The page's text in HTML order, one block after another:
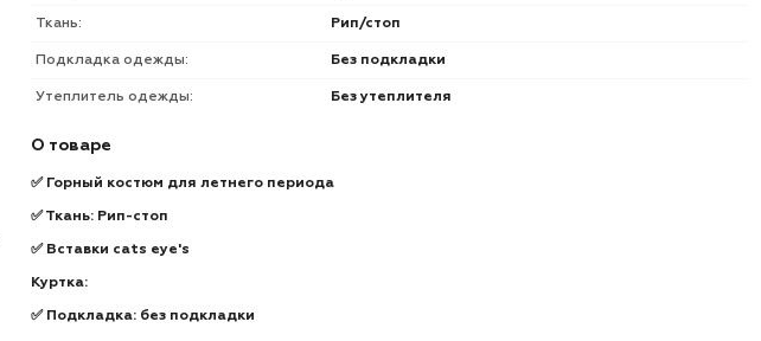
Ткань: Рип/стоп
Подкладка одежды: Без подкладки
Утеплитель одежды: Без утеплителя
О товаре
✅ Горный костюм для летнего периода
✅ Ткань: Рип-стоп
✅ Вставки cats eуе's
Куртка:
✅ Подкладка: без подкладки